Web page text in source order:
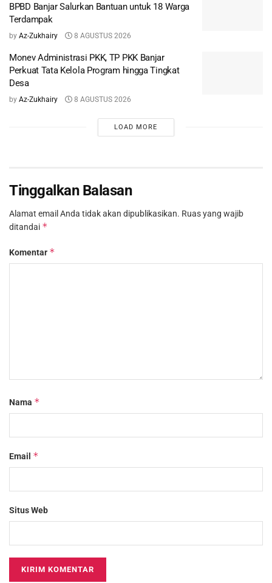
BPBD Banjar Salurkan Bantuan untuk 18 Warga
Terdampak
by Az-Zukhairy 8 AGUSTUS 2026
Monev Administrasi PKK, TP PKK Banjar
Perkuat Tata Kelola Program hingga Tingkat
Desa
by Az-Zukhairy 8 AGUSTUS 2026
LOAD MORE
Tinggalkan Balasan
Alamat email Anda tidak akan dipublikasikan. Ruas yang wajib
ditandai *
Komentar *
Nama *
Email *
Situs Web